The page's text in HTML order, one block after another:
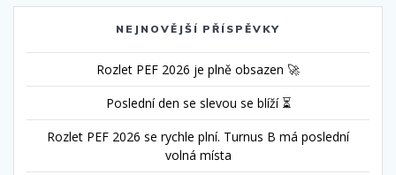
NEJNOVĚJŠÍ PŘÍSPĚVKY
Rozlet PEF 2026 je plně obsazen 🚀
Poslední den se slevou se blíží ⏳
Rozlet PEF 2026 se rychle plní. Turnus B má poslední
volná místa